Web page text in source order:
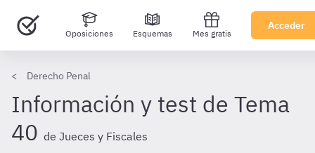
Oposiciones Esquemas Mes gratis
Acceder
Derecho Penal
Información y test de Tema
40 de Jueces y Fiscales